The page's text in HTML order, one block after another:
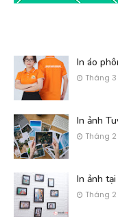
In áo
Tháng
In ảnh
Tháng
In ảnh
Tháng